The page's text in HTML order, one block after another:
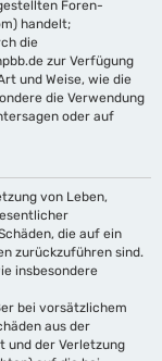
Foren-
handelt;
die
zur Verfügung
und Weise, wie die
die Verwendung
oder auf
von Leben,
die auf ein
zurückzuführen sind.
insbesondere
bei vorsätzlichem
aus der
und der Verletzung